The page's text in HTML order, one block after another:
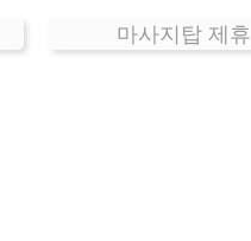
마사지탑 제휴